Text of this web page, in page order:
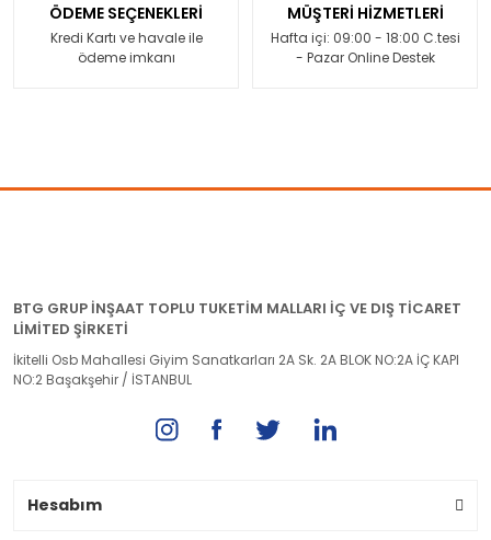
ÖDEME SEÇENEKLERİ
Kredi Kartı ve havale ile
ödeme imkanı
MÜŞTERİ HİZMETLERİ
Hafta içi: 09:00 - 18:00 C.tesi
- Pazar Online Destek
BTG GRUP İNŞAAT TOPLU TUKETİM MALLARI İÇ VE DIŞ TİCARET
LİMİTED ŞİRKETİ
İkitelli Osb Mahallesi Giyim Sanatkarları 2A Sk. 2A BLOK NO:2A İÇ KAPI
NO:2 Başakşehir / İSTANBUL
Hesabım